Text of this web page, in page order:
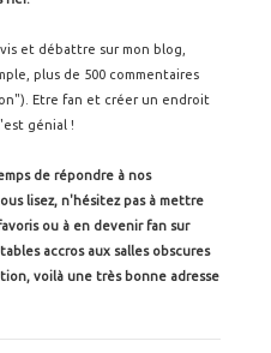
et débattre sur mon blog,
plus de 500 commentaires
Etre fan et créer un endroit
génial !
de répondre à nos
lisez, n'hésitez pas à mettre
ou à en devenir fan sur
accros aux salles obscures
voilà une très bonne adresse